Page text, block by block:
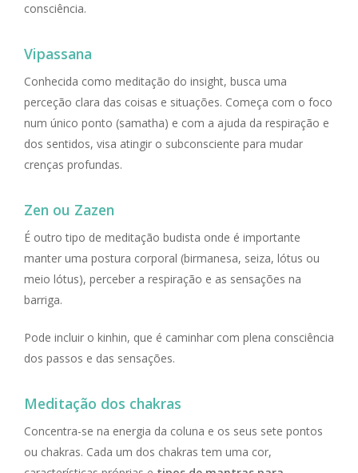
consciência.
Vipassana
Conhecida como meditação do insight, busca uma
perceção clara das coisas e situações. Começa com o foco
num único ponto (samatha) e com a ajuda da respiração e
dos sentidos, visa atingir o subconsciente para mudar
crenças profundas.
Zen ou Zazen
É outro tipo de meditação budista onde é importante
manter uma postura corporal (birmanesa, seiza, lótus ou
meio lótus), perceber a respiração e as sensações na
barriga.
Pode incluir o kinhin, que é caminhar com plena consciência
dos passos e das sensações.
Meditação dos chakras
Concentra-se na energia da coluna e os seus sete pontos
ou chakras. Cada um dos chakras tem uma cor,